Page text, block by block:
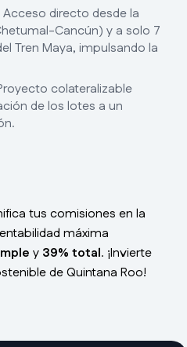
Acceso directo desde la
Cancún) y a solo 7
Tren Maya, impulsando la
colateralizable
de los lotes a un
tus comisiones en la
máxima
y 39% total. ¡Invierte
de Quintana Roo!